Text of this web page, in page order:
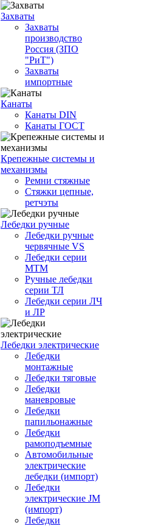
Захваты
Захваты
производство
Россия (ЗПО
"РиТ")
Захваты
импортные
Канаты
Канаты DIN
Канаты ГОСТ
Крепежные системы и
механизмы
Ремни стяжные
Стяжки цепные,
ретчэты
Лебедки ручные
Лебедки ручные
червячные VS
Лебедки серии
МТМ
Ручные лебедки
серии ТЛ
Лебедки серии ЛЧ
и ЛР
Лебедки электрические
Лебедки
монтажные
Лебедки тяговые
Лебедки
маневровые
Лебедки
папильонажные
Лебедки
рамоподъемные
Автомобильные
электрические
лебедки (импорт)
Лебедки
электрические JM
(импорт)
Лебедки